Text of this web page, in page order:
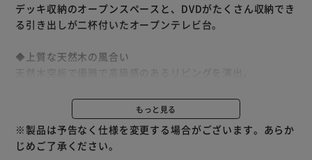
デッキ収納のオープンスペースと、DVDがたくさん収納でき
る引き出しが二杯付いたオープンテレビ台。
◆上質な天然木の風合い
◆洗練された大人デザイン
シンプルなデザインで、側目からもネジ穴が見えない美しい
仕上がり。
完成品なので届いてすぐにお使いいただけます。
もっと見る
※製品は予告なく仕様を変更する場合がございます。あらか
じめご了承ください。